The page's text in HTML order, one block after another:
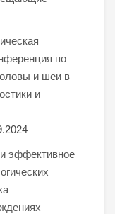
по
и шеи в
и
эффективное